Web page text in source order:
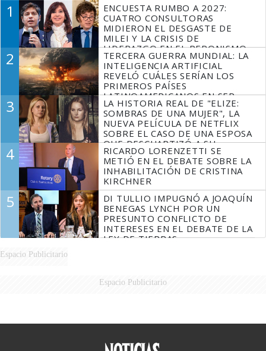
1
ENCUESTA RUMBO A 2027:
CUATRO CONSULTORAS
MIDIERON EL DESGASTE DE
MILEI Y LA CRISIS DE
LIDERAZGO EN EL PERONISMO
2
TERCERA GUERRA MUNDIAL: LA
INTELIGENCIA ARTIFICIAL
REVELÓ CUÁLES SERÍAN LOS
PRIMEROS PAÍSES
LATINOAMERICANOS EN SER
DERROTADOS
3
LA HISTORIA REAL DE "ELIZE:
SOMBRAS DE UNA MUJER", LA
NUEVA PELÍCULA DE NETFLIX
SOBRE EL CASO DE UNA ESPOSA
QUE DESCUARTIZÓ A SU
MARIDO
4
RICARDO LORENZETTI SE
METIÓ EN EL DEBATE SOBRE LA
INHABILITACIÓN DE CRISTINA
KIRCHNER
5
DI TULLIO IMPUGNÓ A JOAQUÍN
BENEGAS LYNCH POR UN
PRESUNTO CONFLICTO DE
INTERESES EN EL DEBATE DE LA
LEY DE TIERRAS
Espacio Publicitario
Espacio Publicitario